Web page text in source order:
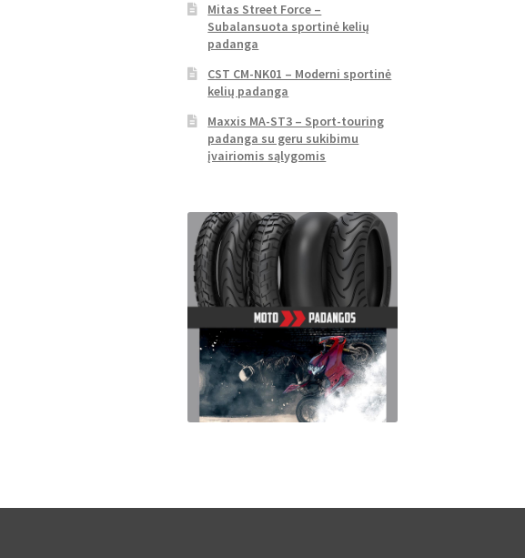
Mitas Street Force –
Subalansuota sportinė kelių
padanga
CST CM-NK01 – Moderni sportinė
kelių padanga
Maxxis MA-ST3 – Sport-touring
padanga su geru sukibimu
įvairiomis sąlygomis